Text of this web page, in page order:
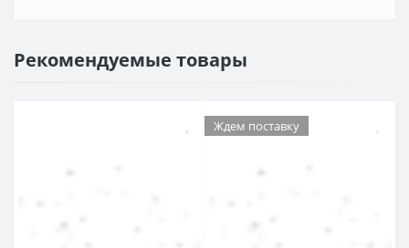
Рекомендуемые товары
Ждем поставку